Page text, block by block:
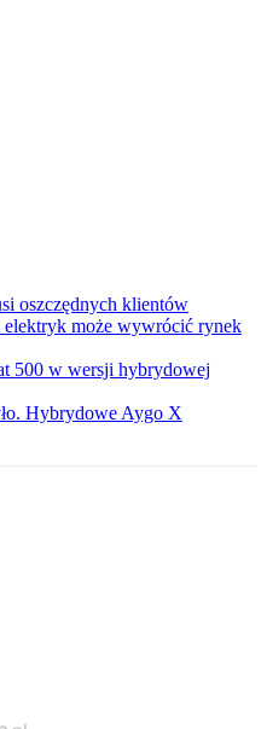
oszczędnych klientów
elektryk może wywrócić rynek
500 w wersji hybrydowej
Hybrydowe Aygo X